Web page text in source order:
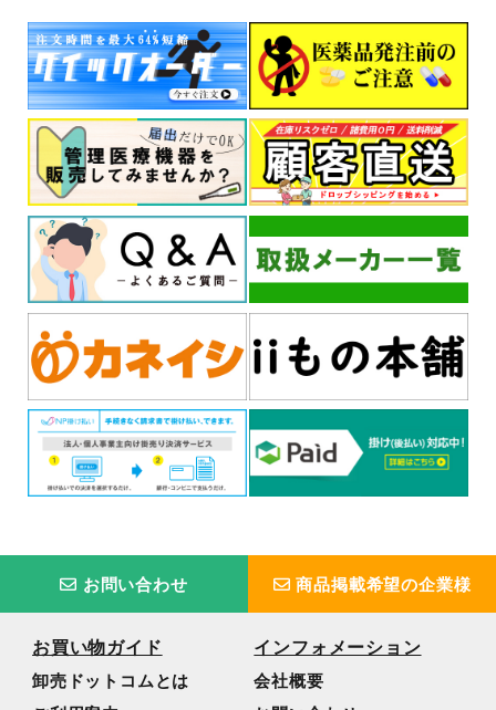
お問い合わせ 商品掲載希望の企業様
お買い物ガイド
卸売ドットコムとは
インフォメーション
会社概要